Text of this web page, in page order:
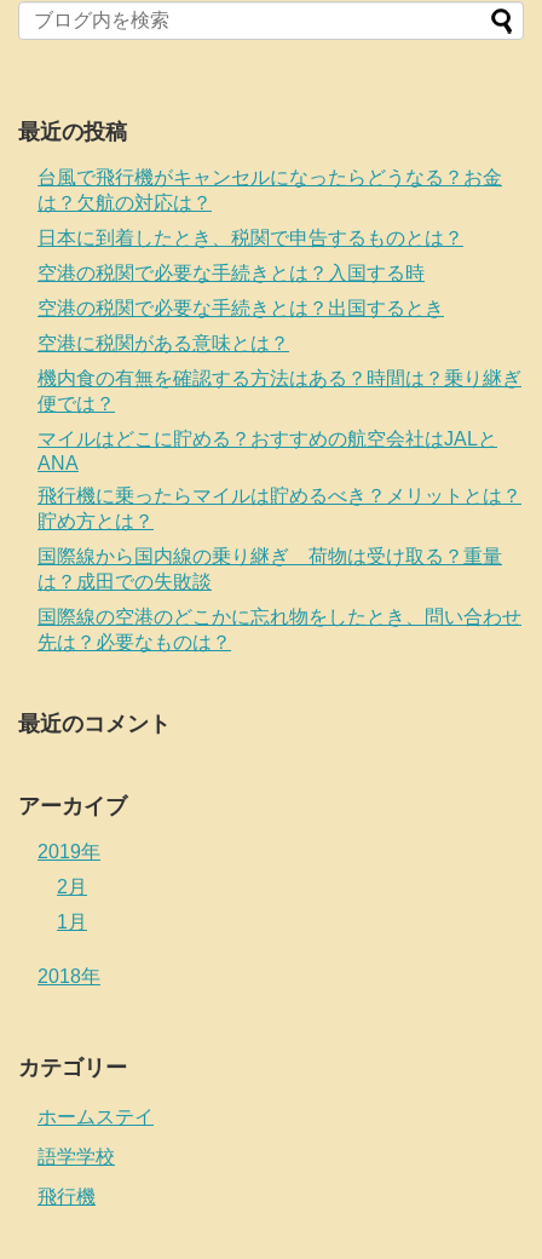
最近の投稿
台風で飛行機がキャンセルになったらどうなる？お金
は？欠航の対応は？
日本に到着したとき、税関で申告するものとは？
空港の税関で必要な手続きとは？入国する時
空港の税関で必要な手続きとは？出国するとき
空港に税関がある意味とは？
機内食の有無を確認する方法はある？時間は？乗り継ぎ
便では？
マイルはどこに貯める？おすすめの航空会社はJALと
ANA
飛行機に乗ったらマイルは貯めるべき？メリットとは？
貯め方とは？
国際線から国内線の乗り継ぎ 荷物は受け取る？重量
は？成田での失敗談
国際線の空港のどこかに忘れ物をしたとき、問い合わせ
先は？必要なものは？
最近のコメント
アーカイブ
2019年
2月
1月
2018年
カテゴリー
ホームステイ
語学学校
飛行機